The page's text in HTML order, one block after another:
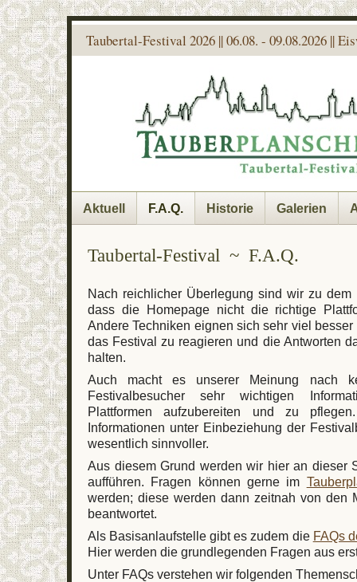
Taubertal-Festival 2026 || 06.08. - 09.08.2026 ||
Aktuell F.A.Q. Historie Galerien
Taubertal-Festival ~ F.A.Q.
Nach reichlicher Überlegung sind wir zu dem
dass die Homepage nicht die richtige
Andere Techniken eignen sich sehr viel
das Festival zu reagieren und die Antworten
halten.
Auch macht es unserer Meinung nach
Festivalbesucher sehr wichtigen
Plattformen aufzubereiten und zu
Informationen unter Einbeziehung der
wesentlich sinnvoller.
Aus diesem Grund werden wir hier an dieser
aufführen. Fragen können gerne im
werden; diese werden dann zeitnah von den
beantwortet.
Als Basisanlaufstelle gibt es zudem die FAQs
Hier werden die grundlegenden Fragen aus
Unter FAQs verstehen wir folgenden